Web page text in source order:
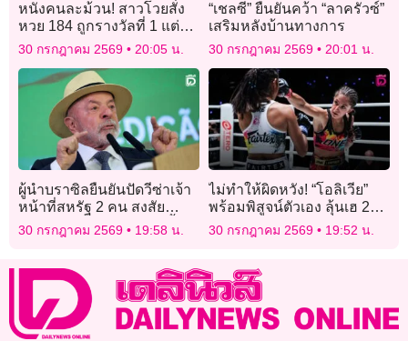
หนังคนละม้วน! สาวโวยสั่ง
หวย 184 ถูกรางวัลที่ 1 แต่ไม่
ได้สลาก ด้านแม่ค้าโต้ยันไม่
เคยรับจอง
30 กรกฎาคม 2569 20:05 น.
“เชลซี” ยืนยันคว้า “ลาครัวซ์”
เสริมหลังบ้านทางการ
30 กรกฎาคม 2569 20:01 น.
ผู้นำบราซิลยืนยันปัดวีซ่าเจ้า
หน้าที่สหรัฐ 2 คน สงสัย
พยายามแทรกแซงเลือกตั้ง
30 กรกฎาคม 2569 19:58 น.
ไม่ทำให้ผิดหวัง! “โอลิเวีย”
พร้อมพิสูจน์ตัวเอง ลุ้นเฮ 2
ไฟต์รวด ศึก ONE ลุมพินี 164
30 กรกฎาคม 2569 19:52 น.